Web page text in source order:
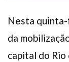
Nesta
da
capital do Rio